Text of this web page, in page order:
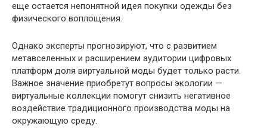
еще остается непонятной идея покупки одежды без
физического воплощения.
Однако эксперты прогнозируют, что с развитием
метавселенных и расширением аудитории цифровых
платформ доля виртуальной моды будет только расти.
Важное значение приобретут вопросы экологии —
виртуальные коллекции помогут снизить негативное
воздействие традиционного производства моды на
окружающую среду.